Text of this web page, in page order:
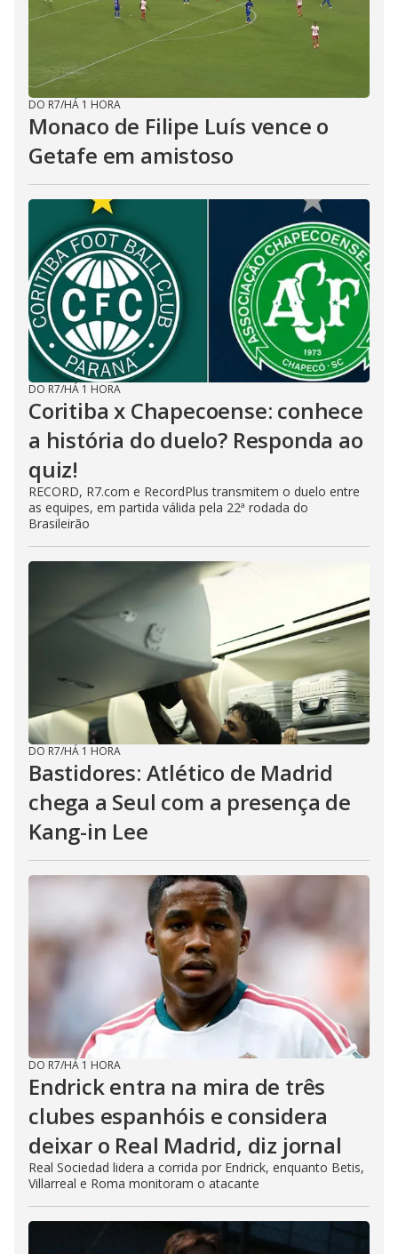
DO R7/HÁ 1 HORA
Monaco de Filipe Luís vence o
Getafe em amistoso
DO R7/HÁ 1 HORA
Coritiba x Chapecoense: conhece
a história do duelo? Responda ao
quiz!
RECORD, R7.com e RecordPlus transmitem o duelo entre
as equipes, em partida válida pela 22ª rodada do
Brasileirão
DO R7/HÁ 1 HORA
Bastidores: Atlético de Madrid
chega a Seul com a presença de
Kang-in Lee
DO R7/HÁ 1 HORA
Endrick entra na mira de três
clubes espanhóis e considera
deixar o Real Madrid, diz jornal
Real Sociedad lidera a corrida por Endrick, enquanto Betis,
Villarreal e Roma monitoram o atacante